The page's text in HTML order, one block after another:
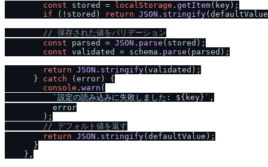
const stored = localStorage . getItem(key);
if (!stored) return JSON . stringify
// 保存された値をバリデーション
const parsed = JSON . parse (stored);
const validated = schema. parse (parsed);
return JSON . stringify(validated);
      }
catch (error) {
console . warn (
`設定の読み込みに失敗しました: ${key} ` ,
          error
        );
// デフォルト値を返す
return JSON . stringify(defaultValue);
      }
    },